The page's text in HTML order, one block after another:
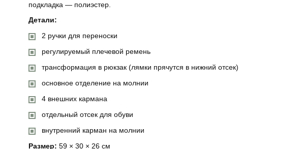
подкладка — полиэстер.
Детали:
2 ручки для переноски
регулируемый плечевой ремень
трансформация в рюкзак (лямки прячутся в нижний отсек)
основное отделение на молнии
4 внешних кармана
отдельный отсек для обуви
внутренний карман на молнии
Размер: 59 × 30 × 26 см